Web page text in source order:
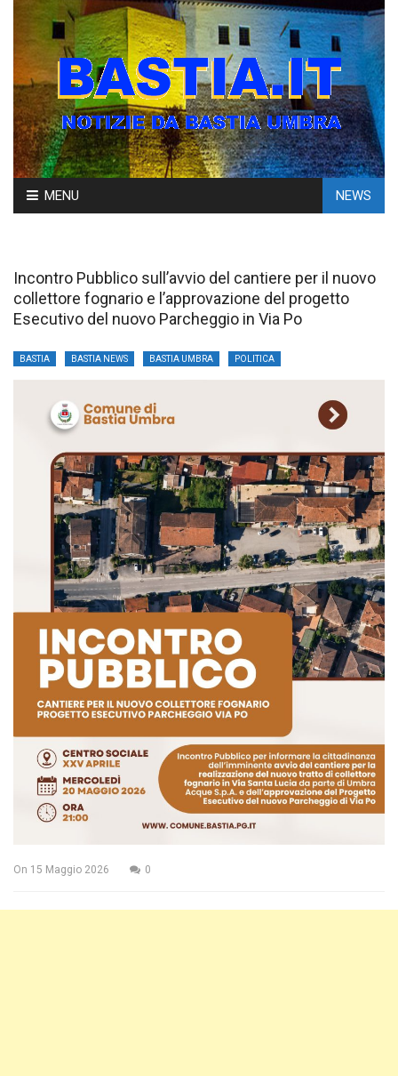
Skip
to
MENU NEWS
Incontro Pubblico sull’avvio del cantiere per il nuovo
collettore fognario e l’approvazione del progetto
Esecutivo del nuovo Parcheggio in Via Po
BASTIA BASTIA NEWS BASTIA UMBRA POLITICA
On 15 Maggio 2026 0